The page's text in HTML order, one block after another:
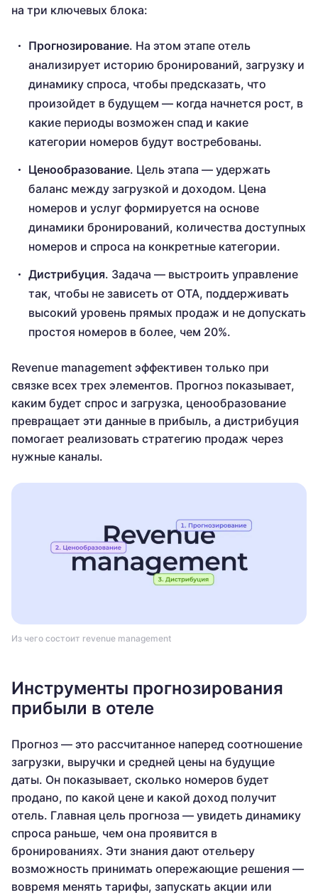
на три ключевых блока:
Прогнозирование. На этом этапе отель
анализирует историю бронирований, загрузку и
динамику спроса, чтобы предсказать, что
произойдет в будущем — когда начнется рост, в
какие периоды возможен спад и какие
категории номеров будут востребованы.
Ценообразование. Цель этапа — удержать
баланс между загрузкой и доходом. Цена
номеров и услуг формируется на основе
динамики бронирований, количества доступных
номеров и спроса на конкретные категории.
Дистрибуция. Задача — выстроить управление
так, чтобы не зависеть от OTA, поддерживать
высокий уровень прямых продаж и не допускать
простоя номеров в более, чем 20%.
Revenue management эффективен только при
связке всех трех элементов. Прогноз показывает,
каким будет спрос и загрузка, ценообразование
превращает эти данные в прибыль, а дистрибуция
помогает реализовать стратегию продаж через
нужные каналы.
Из чего состоит revenue management
Инструменты прогнозирования
прибыли в отеле
Прогноз — это рассчитанное наперед соотношение
загрузки, выручки и средней цены на будущие
даты. Он показывает, сколько номеров будет
продано, по какой цене и какой доход получит
отель. Главная цель прогноза — увидеть динамику
спроса раньше, чем она проявится в
бронированиях. Эти знания дают отельеру
возможность принимать опережающие решения —
вовремя менять тарифы, запускать акции или